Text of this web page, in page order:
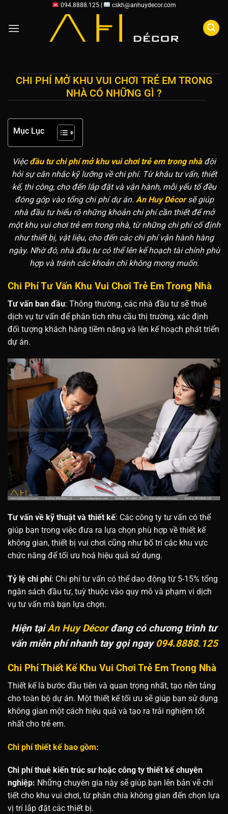
nội
094.8888.125 | cskh@anhuydecor.com
CHI PHÍ MỞ KHU VUI CHƠI TRẺ EM TRONG
NHÀ CÓ NHỮNG GÌ ?
Mục Lục
Việcđầu tư chi phí mở khu vui chơi trẻ em trong nhàđòi
hỏi sự cân nhắc kỹ lưỡng về chi phí. Từ khâu tư vấn, thiết
kế, thi công, cho đến lắp đặt và vận hành, mỗi yếu tố đều
đóng góp vào tổng chi phí dự án. An Huy Décorsẽ giúp
nhà đầu tư hiểu rõ những khoản chi phí cần thiết để mở
một khu vui chơi trẻ em trong nhà, từ những chi phí cố định
như thiết bị, vật liệu, cho đến các chi phí vận hành hàng
ngày. Nhờ đó, nhà đầu tư có thể lên kế hoạch tài chính phù
hợp và tránh các khoản chi không mong muốn.
Chi Phí Tư Vấn Khu Vui Chơi Trẻ Em Trong Nhà
Tư vấn ban đầu: Thông thường, các nhà đầu tư sẽ thuê
dịch vụ tư vấn để phân tích nhu cầu thị trường, xác định
đối tượng khách hàng tiềm năng và lên kế hoạch phát triển
dự án.
Tư vấn về kỹ thuật và thiết kế: Các công ty tư vấn có thể
giúp bạn trong việc đưa ra lựa chọn phù hợp về thiết kế
không gian, thiết bị vui chơi cũng như bố trí các khu vực
chức năng để tối ưu hoá hiệu quả sử dụng.
Tỷ lệ chi phí: Chi phí tư vấn có thể dao động từ 5-15% tổng
ngân sách đầu tư, tuỳ thuộc vào quy mô và phạm vi dịch
vụ tư vấn mà bạn lựa chọn.
Hiện tạiAn Huy Décorđang có chương trình tư
vấn miễn phí nhanh tay gọi ngay 094.8888.125
Chi Phí Thiết Kế Khu Vui Chơi Trẻ Em Trong Nhà
Thiết kế là bước đầu tiên và quan trọng nhất, tạo nền tảng
cho toàn bộ dự án. Một thiết kế tối ưu sẽ giúp bạn sử dụng
không gian một cách hiệu quả và tạo ra trải nghiệm tốt
nhất cho trẻ em.
Chi phí thiết kế bao gồm:
Chi phí thuê kiến trúc sư hoặc công ty thiết kế chuyên
nghiệp: Những chuyên gia này sẽ giúp bạn lên bản vẽ chi
tiết cho khu vui chơi, từ phân chia không gian đến chọn lựa
vị trí lắp đặt các thiết bị.